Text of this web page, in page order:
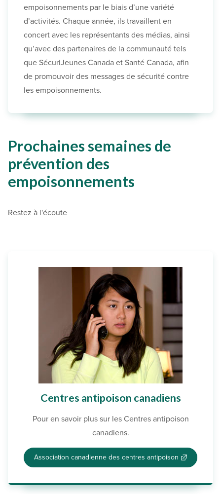
empoisonnements par le biais d’une variété
d’activités. Chaque année, ils travaillent en
concert avec les représentants des médias, ainsi
qu’avec des partenaires de la communauté tels
que SécuriJeunes Canada et Santé Canada, afin
de promouvoir des messages de sécurité contre
les empoisonnements.
Prochaines semaines de
prévention des
empoisonnements
Restez à l'écoute
Centres antipoison canadiens
Pour en savoir plus sur les Centres antipoison
canadiens.
Association canadienne des centres antipoison
External Link